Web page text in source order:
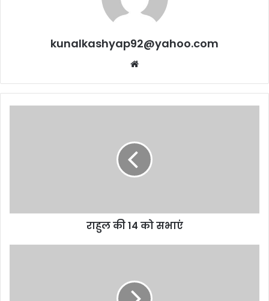
kunalkashyap92@yahoo.com
राहुल की 14 को सभाएं